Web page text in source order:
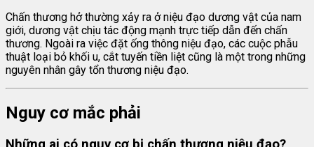
Chấn thương hở thường xảy ra ở niệu đạo dương vật của nam
giới, dương vật chịu tác động mạnh trực tiếp dẫn đến chấn
thương. Ngoài ra việc đặt ống thông niệu đạo, các cuộc phẫu
thuật loại bỏ khối u, cắt tuyến tiền liệt cũng là một trong những
nguyên nhân gây tổn thương niệu đạo.
Nguy cơ mắc phải
Những ai có nguy cơ bị chấn thương niệu đạo?